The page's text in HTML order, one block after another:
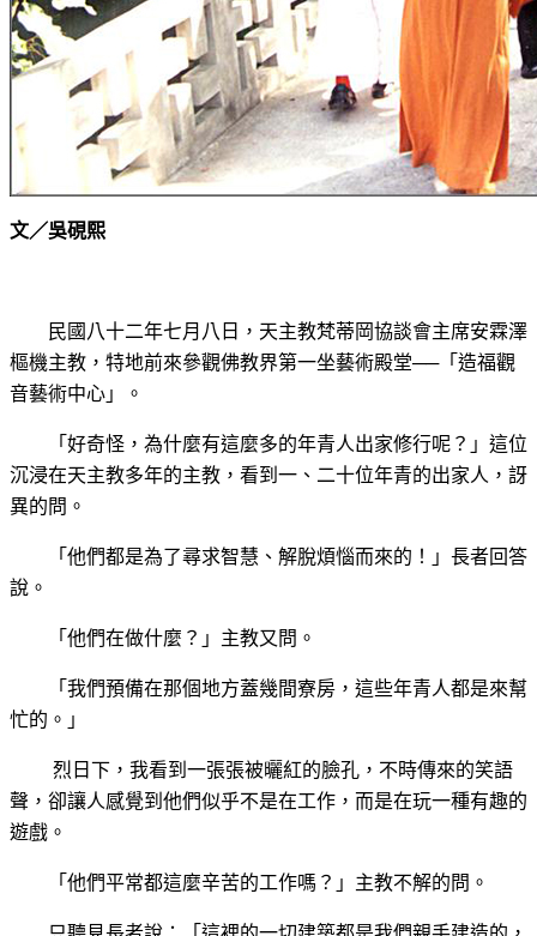
文／吳硯熙
民國八十二年七月八日，天主教梵蒂岡協談會主席安霖澤
樞機主教，特地前來參觀佛教界第一坐藝術殿堂──「造福觀
音藝術中心」。
「好奇怪 ，為什麼有這麼多的年青人出家修行呢？」這位
沉浸在天主教多年的主教，看到一、二十位年青的出家人，訝
異的問。
「他們都是為了尋求智慧、解脫煩惱而來的！」長者回答
說。
「他們在做什麼？」主教又問。
「我們預備在那個地方蓋幾間寮房，這些年青人都是來幫
忙的。」
烈日下， 我看到一張張被曬紅的臉孔，不時傳來的笑語
聲，卻讓人感覺到他們似乎不是在工作，而是在玩一種有趣的
遊戲。
「他們平常都這麼辛苦的工作嗎？」主教不解的問。